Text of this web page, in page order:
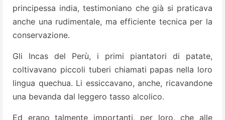
principessa india, testimoniano che già si praticava
anche una rudimentale, ma efficiente tecnica per la
conservazione.
Gli Incas del Perù, i primi piantatori di patate,
coltivavano piccoli tuberi chiamati papas nella loro
lingua quechua. Li essiccavano, anche, ricavandone
una bevanda dal leggero tasso alcolico.
Ed erano talmente importanti, per loro, che alle